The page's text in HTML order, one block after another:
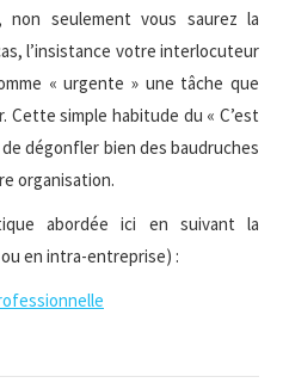
seulement vous saurez la
l’insistance votre interlocuteur
« urgente » une tâche que
simple habitude du « C’est
dégonfler bien des baudruches
organisation.
abordée ici en suivant la
en intra-entreprise) :